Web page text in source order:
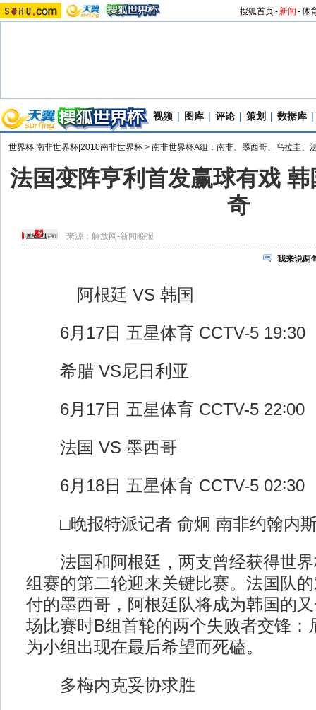
搜狐首页-新闻 -体
视频 | 图库 | 评论 | 策划 | 数据库 |
世界杯|南非世界杯|2010南非世界杯 > 南非世界杯A组：南非、墨西哥、乌拉圭、
法国变阵亨利首发赢球有戏
奇
来源：解放网-新闻晚报
我来说两
阿根廷 VS 韩国
6月17日 五星体育 CCTV-5 19:30
希腊 VS尼日利亚
6月17日 五星体育 CCTV-5 22∶00
法国 VS 墨西哥
6月18日 五星体育 CCTV-5 02∶30
□晚报特派记者 俞炯 南非约翰内斯
法国和阿根廷，两支曾经获得世界
组赛的第二轮迎来关键比赛。法国队
付的墨西哥，阿根廷队将成为韩国的
场比赛时B组首轮的两个失败者交锋：
为小组出现在最后希望而死磕。
多梅内克妥协求胜